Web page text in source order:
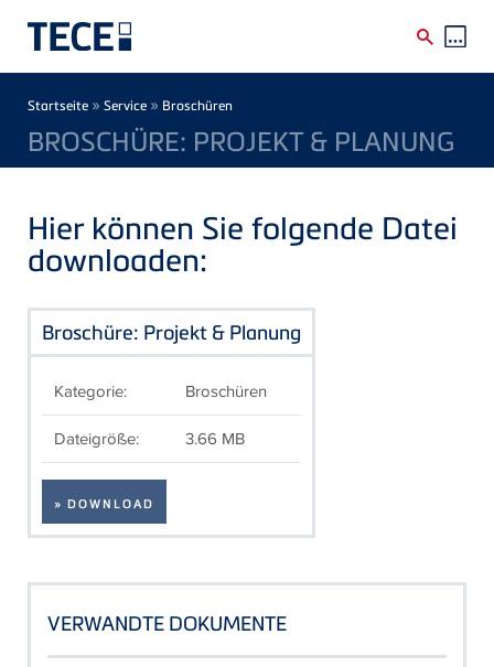
Breadcrumb
Startseite » Service » Broschüren
BROSCHÜRE: PROJEKT & PLANUNG
Hier können Sie folgende Datei
downloaden:
Broschüre: Projekt & Planung
Kategorie: Broschüren
Dateigröße: 3.66 MB
» DOWNLOAD
VERWANDTE DOKUMENTE